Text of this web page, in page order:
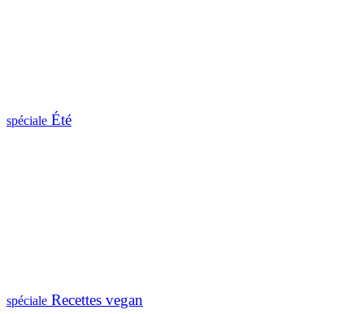
spéciale Été
spéciale Recettes vegan